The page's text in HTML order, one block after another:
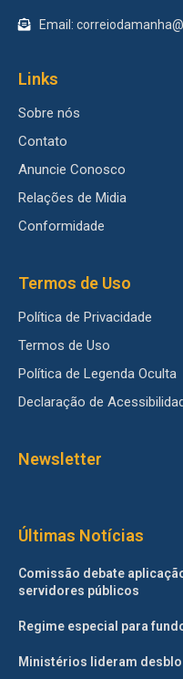
Email:
Links
Sobre nós
Contato
Anuncie Conosco
Relações de Midia
Conformidade
Termos de Uso
Política de Privacidade
Termos de Uso
Política de Legenda Oculta
Declaração de
Newsletter
Últimas Notícias
Comissão debate
servidores públicos
Regime especial para
Ministérios lideram